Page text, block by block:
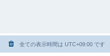
全ての表示時間は UTC+09:00 です